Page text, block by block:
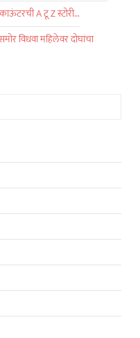
A टू Z स्टोरी…
विधवा महिलेवर दोघांचा